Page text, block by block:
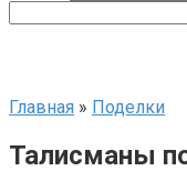
Главная » Поделки
Талисманы